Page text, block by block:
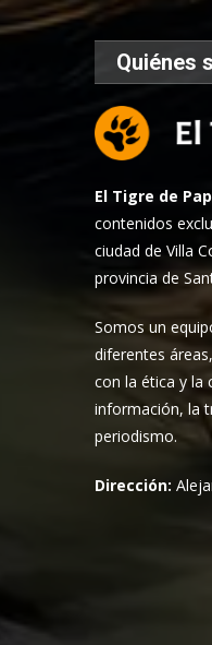
Quiénes
El Tigre de
contenidos
ciudad de Villa
provincia de
Somos un
diferentes
con la ética y la
información, la
periodismo.
Dirección: